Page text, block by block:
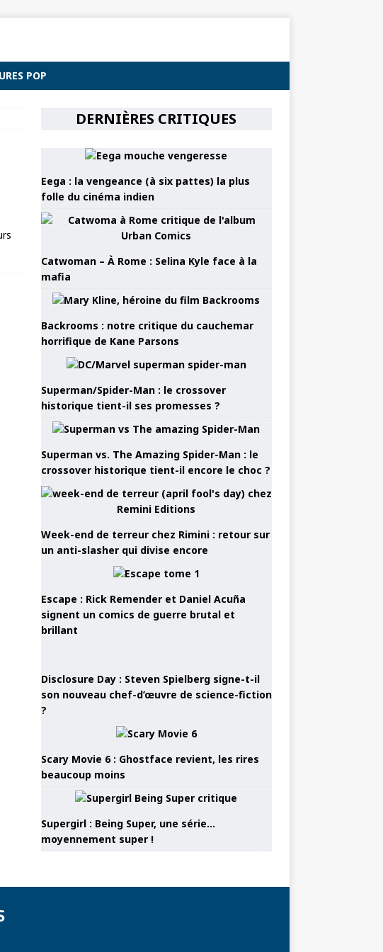
POP
DERNIÈRES CRITIQUES
Eega : la vengeance (à six pattes) la plus
folle du cinéma indien
Catwoman – À Rome : Selina Kyle face à la
mafia
Backrooms : notre critique du cauchemar
horrifique de Kane Parsons
Superman/Spider-Man : le crossover
historique tient-il ses promesses ?
Superman vs. The Amazing Spider-Man : le
crossover historique tient-il encore le choc ?
Week-end de terreur chez Rimini : retour sur
un anti-slasher qui divise encore
Escape : Rick Remender et Daniel Acuña
signent un comics de guerre brutal et
brillant
Disclosure Day : Steven Spielberg signe-t-il
son nouveau chef-d’œuvre de science-fiction
?
Scary Movie 6 : Ghostface revient, les rires
beaucoup moins
Supergirl : Being Super, une série…
moyennement super !